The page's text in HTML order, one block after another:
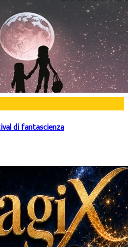
di fantascienza